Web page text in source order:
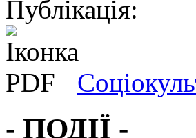
Публікація:
- ПОДІЇ -